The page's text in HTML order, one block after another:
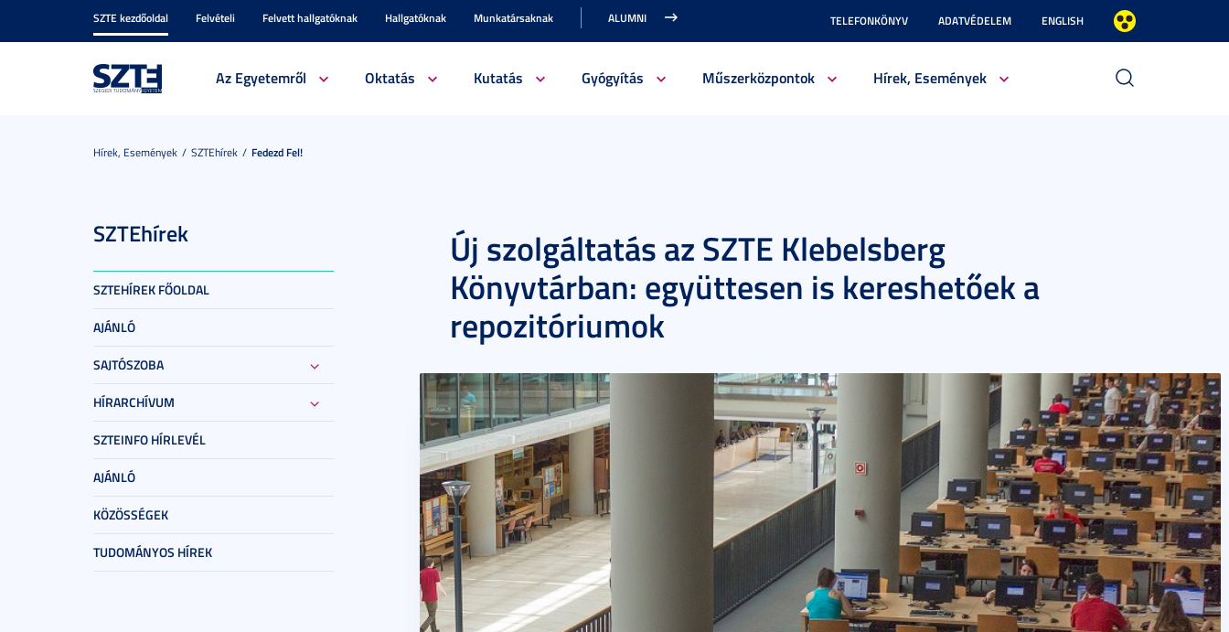
SZTE kezdőoldal Felvételi Felvett hallgatóknak Hallgatóknak Munkatársaknak ALUMNI TELEFONKÖNYV ADATVÉDELEM ENGLISH
Az Egyetemről Oktatás Kutatás Gyógyítás Műszerközpontok Hírek, Események
Hírek, Események SZTEhírek Fedezd Fel!
SZTEhírek
SZTEHÍREK FŐOLDAL
AJÁNLÓ
SAJTÓSZOBA
HÍRARCHÍVUM
SZTEINFO HÍRLEVÉL
AJÁNLÓ
KÖZÖSSÉGEK
TUDOMÁNYOS HÍREK
Új szolgáltatás az SZTE Klebelsberg
Könyvtárban: együttesen is kereshetőek a
repozitóriumok